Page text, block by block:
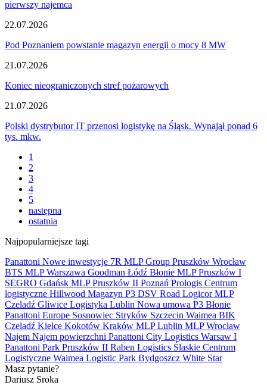
pierwszy najemca
22.07.2026
Pod Poznaniem powstanie magazyn energii o mocy 8 MW
21.07.2026
Koniec nieograniczonych stref pożarowych
21.07.2026
Polski dystrybutor IT przenosi logistykę na Śląsk. Wynajął ponad 6
tys. mkw.
1
2
3
4
5
następna
ostatnia
Najpopularniejsze tagi
Panattoni Nowe inwestycje 7R MLP Group Pruszków Wrocław
BTS MLPWarszawa Goodman Łódź Błonie MLP Pruszków I
SEGRO Gdańsk MLP Pruszków II Poznań Prologis Centrum
logistyczne Hillwood Magazyn P3 DSV Road LogicorMLP
Czeladź Gliwice Logistyka Lublin Nowa umowa P3 Błonie
Panattoni Europe Sosnowiec Stryków Szczecin Waimea BIK
Czeladź Kielce Kokotów Kraków MLP Lublin MLP Wrocław
Najem Najem powierzchni Panattoni City Logistics Warsaw I
Panattoni Park Pruszków II Raben Logistics Ślaskie Centrum
Logistyczne Waimea Logistic Park Bydgoszcz White Star
Masz pytanie?
Dariusz Sroka